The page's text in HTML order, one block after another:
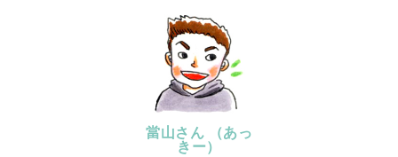
當山さん （あっ
きー）